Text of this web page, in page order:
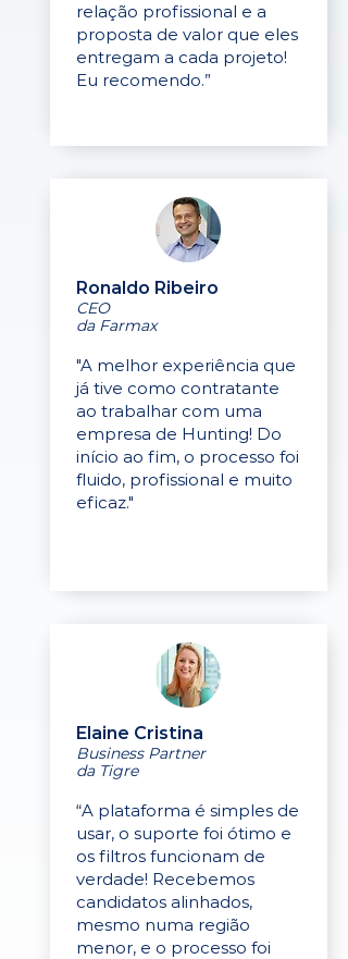
relação profissional e a
proposta de valor que eles
entregam a cada projeto!
Eu recomendo.”
Ronaldo Ribeiro
CEO
da Farmax
"A melhor experiência que
já tive como contratante
ao trabalhar com uma
empresa de Hunting! Do
início ao fim, o processo foi
fluido, profissional e muito
eficaz."
Elaine Cristina
Business Partner
da Tigre
“A plataforma é simples de
usar, o suporte foi ótimo e
os filtros funcionam de
verdade! Recebemos
candidatos alinhados,
mesmo numa região
menor, e o processo foi